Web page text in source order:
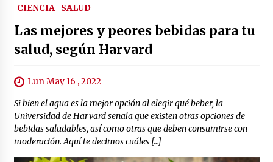
CIENCIA SALUD
Las mejores y peores bebidas para tu
salud, según Harvard
Lun May 16 , 2022
Si bien el agua es la mejor opción al elegir qué beber, la
Universidad de Harvard señala que existen otras opciones de
bebidas saludables, así como otras que deben consumirse con
moderación. Aquí te decimos cuáles […]